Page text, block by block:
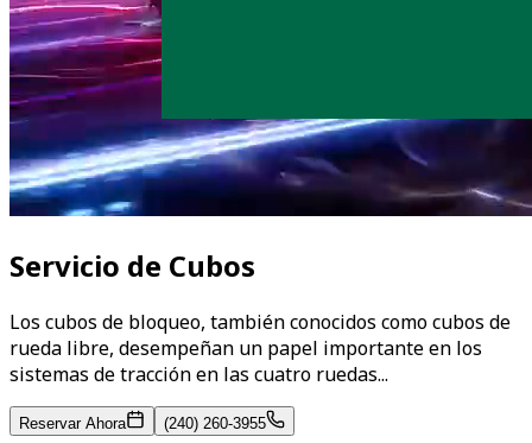
Servicio de Cubos
Los cubos de bloqueo, también conocidos como cubos de
rueda libre, desempeñan un papel importante en los
sistemas de tracción en las cuatro ruedas...
Reservar Ahora (240) 260-3955